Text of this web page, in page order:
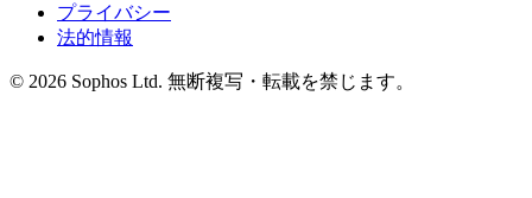
プライバシー
法的情報
© 2026 Sophos Ltd. 無断複写・転載を禁じます。